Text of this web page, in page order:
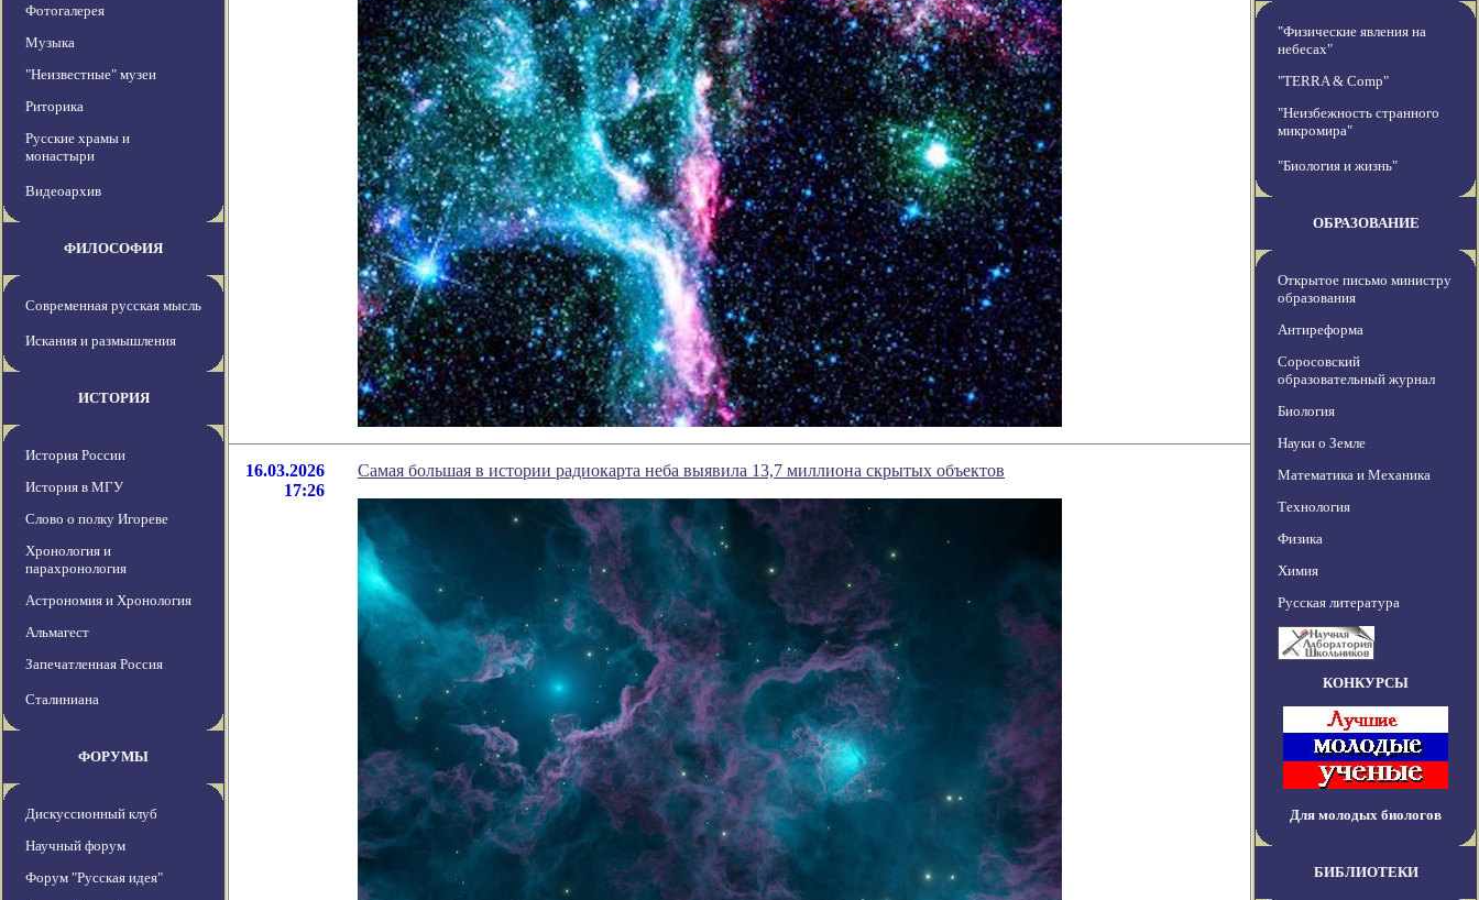
Фотогалерея
Музыка
"Неизвестные" музеи
Риторика
Русские храмы и
монастыри
Видеоархив
ФИЛОСОФИЯ
Современная русская мысль
Искания и размышления
ИСТОРИЯ
История России
История в МГУ
Слово о полку Игореве
Хронология и
парахронология
Астрономия и Хронология
Альмагест
Запечатленная Россия
Сталиниана
ФОРУМЫ
Дискуссионный клуб
Научный форум
Форум "Русская идея"
16.03.2026
17:26
Самая большая в истории радиокарта неба выявила 13,7 миллиона скрытых объектов
"Физические явления на
небесах"
"TERRA & Comp"
"Неизбежность странного
микромира"
"Биология и жизнь"
ОБРАЗОВАНИЕ
Открытое письмо министру
образования
Антиреформа
Соросовский
образовательный журнал
Биология
Науки о Земле
Математика и Механика
Технология
Физика
Химия
Русская литература
КОНКУРСЫ
Для молодых биологов
БИБЛИОТЕКИ